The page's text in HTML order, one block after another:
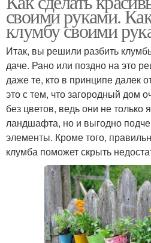
своими руками.
клумбу своими
Итак, вы решили разбить
даче. Рано или поздно на это
даже те, кто в принципе далек
это с тем, что загородный дом
без цветов, ведь они не
ландшафта, но и выгодно
элементы. Кроме того,
клумба поможет скрыть